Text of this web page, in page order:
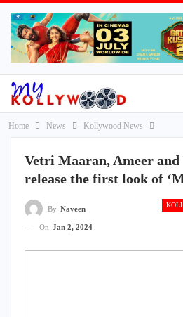
Home News Kollywood News
Vetri Maaran, Ameer
release the first look of
By Naveen
On Jan 2, 2024